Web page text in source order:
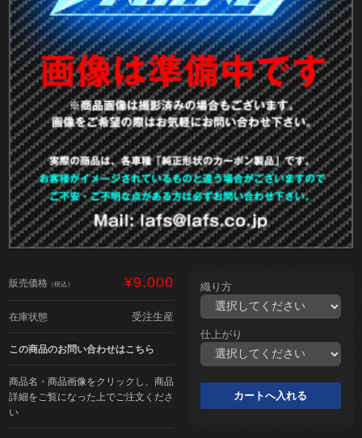
販売価格 （税込） ¥9,000
在庫状態 受注生産
この商品のお問い合わせはこちら
商品名・商品画像をクリックし、商品
詳細をご覧になった上でご注文くださ
い
織り方
仕上がり